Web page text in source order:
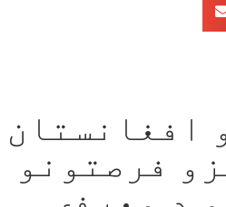
افغانستان
فرصتونو